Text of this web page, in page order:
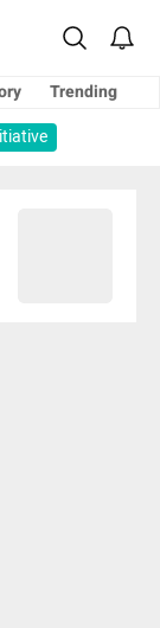
Trending